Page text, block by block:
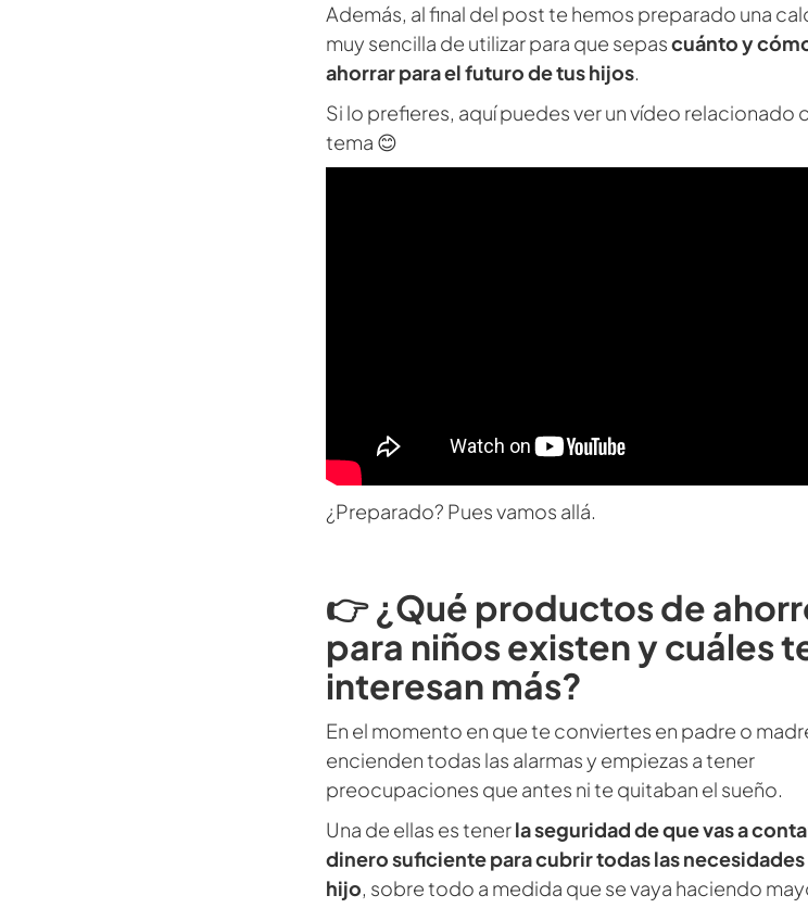
Además, al final del post te hemos preparado una
muy sencilla de utilizar para que sepascuánto y
ahorrar para el futuro de tus hijos.
Si lo prefieres, aquí puedes ver un vídeo relacionado
tema 😊
¿Preparado? Pues vamos allá.
👉 ¿Qué productos de
para niños existen y cuáles
interesan más?
En el momento en que te conviertes en padre o
encienden todas las alarmas y empiezas a tener
preocupaciones que antes ni te quitaban el sueño.
Una de ellas es tenerla seguridad de que vas a
dinero suficiente para cubrir todas las necesidades
hijo, sobre todo a medida que se vaya haciendo